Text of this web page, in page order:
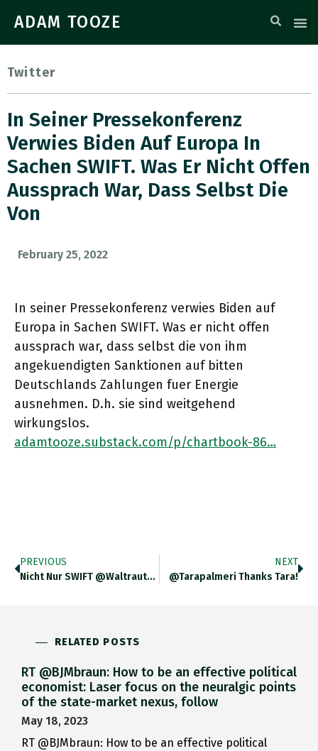
ADAM TOOZE
Twitter
In Seiner Pressekonferenz
Verwies Biden Auf Europa In
Sachen SWIFT. Was Er Nicht Offen
Aussprach War, Dass Selbst Die
Von
February 25, 2022
In seiner Pressekonferenz verwies Biden auf
Europa in Sachen SWIFT. Was er nicht offen
aussprach war, dass selbst die von ihm
angekuendigten Sanktionen auf bitten
Deutschlands Zahlungen fuer Energie
ausnehmen. D.h. sie sind weitgehend
wirkungslos.
adamtooze.substack.com/p/chartbook-86…
PREVIOUS
Nicht Nur SWIFT @WaltrautDunz Deutschland Hat Ausserdem Die Durch Amerika Verhaengten Sanktionen Ausgehoelt. Zahlungen Fuer Energie Werden Systematish Ausgeklammert. Siehe
NEXT
@tarapalmeri Thanks Tara!
RELATED POSTS
RT @BJMbraun: How to be an effective political
economist: Laser focus on the neuralgic points
of the state-market nexus, follow
May 18, 2023
RT @BJMbraun: How to be an effective political